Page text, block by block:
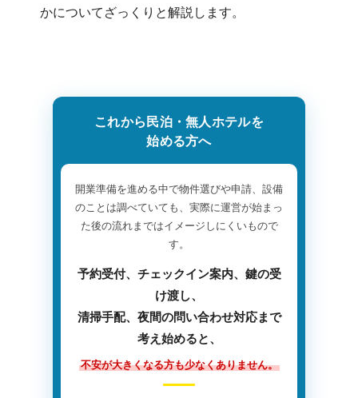
かについてざっくりと解説します。
これから民泊・無人ホテルを
始める方へ
開業準備を進める中で物件選びや申請、設備
のことは調べていても、実際に運営が始まっ
た後の流れまではイメージしにくいもので
す。
予約受付、チェックイン案内、鍵の受
け渡し、
清掃手配、夜間の問い合わせ対応まで
考え始めると、
不安が大きくなる方も少なくありません。